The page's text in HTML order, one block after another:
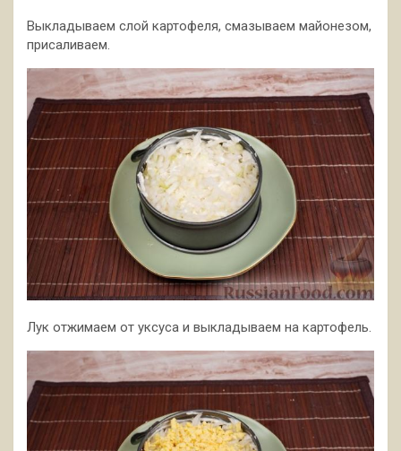
Выкладываем слой картофеля, смазываем майонезом,
присаливаем.
Лук отжимаем от уксуса и выкладываем на картофель.